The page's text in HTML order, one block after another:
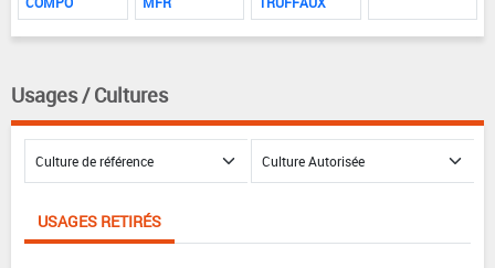
Usages / Cultures
USAGES RETIRÉS